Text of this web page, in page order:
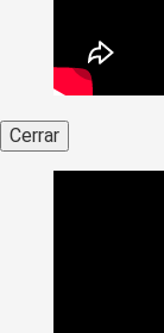
Cerrar